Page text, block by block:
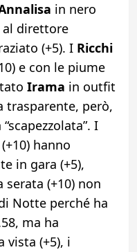
in nero
al direttore
(+5). IRicchi
e con le piume
Irama in outfit
trasparente, però,
I
hanno
in gara (+5),
serata (+10) non
Notte perché ha
ma ha
vista (+5), i